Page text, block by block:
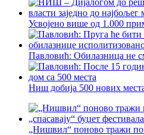
Усвојено више од 1.000
Павловић: Обилазница не
Ниш добија 500 нових
„Нишвил“ поново тражи